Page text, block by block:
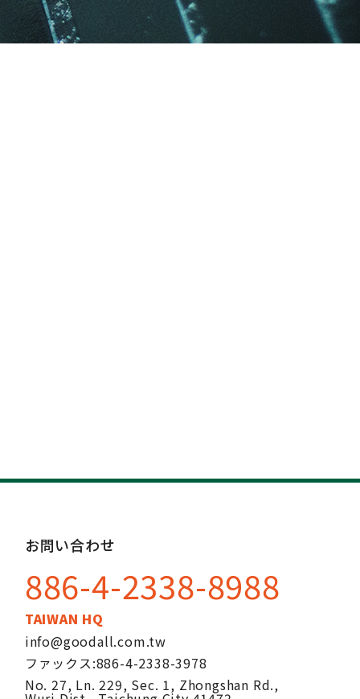
お問い合わせ
886-4-2338-8988
TAIWAN HQ
info@goodall.com.tw
ファックス:886-4-2338-3978
No. 27, Ln. 229, Sec. 1, Zhongshan Rd.,